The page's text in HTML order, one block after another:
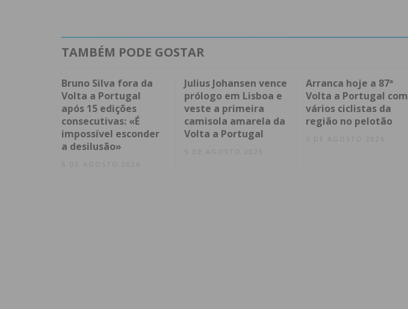
TAMBÉM PODE GOSTAR
Bruno Silva fora da
Volta a Portugal
após 15 edições
consecutivas: «É
impossível esconder
a desilusão»
6 DE AGOSTO 2026
Julius Johansen vence
prólogo em Lisboa e
veste a primeira
camisola amarela da
Volta a Portugal
5 DE AGOSTO 2026
Arranca hoje a 87ª
Volta a Portugal com
vários ciclistas da
região no pelotão
5 DE AGOSTO 2026